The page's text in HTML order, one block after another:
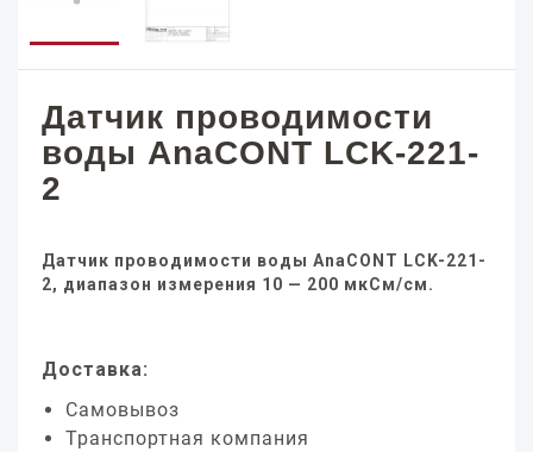
Датчик проводимости
воды AnaCONT LCK-221-
2
Датчик проводимости воды AnaCONT LCK-221-
2, диапазон измерения 10 — 200 мкСм/см.
Доставка:
Самовывоз
Транспортная компания